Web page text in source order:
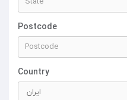
Postcode
Country